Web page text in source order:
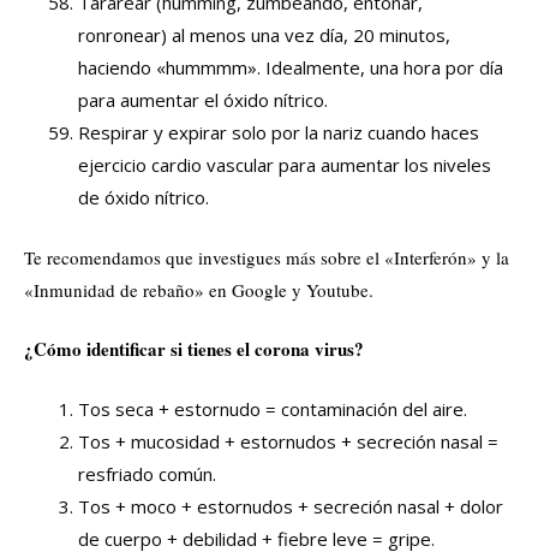
ronronear) al menos una vez día, 20 minutos,
haciendo «hummmm». Idealmente, una hora por día
para aumentar el óxido nítrico.
Respirar y expirar solo por la nariz cuando haces
ejercicio cardio vascular para aumentar los niveles
de óxido nítrico.
Te recomendamos que investigues más sobre el «Interferón» y la
«Inmunidad de rebaño» en Google y Youtube.
¿Cómo identificar si tienes el corona virus?
Tos seca + estornudo = contaminación del aire.
Tos + mucosidad + estornudos + secreción nasal =
resfriado común.
Tos + moco + estornudos + secreción nasal + dolor
de cuerpo + debilidad + fiebre leve = gripe.